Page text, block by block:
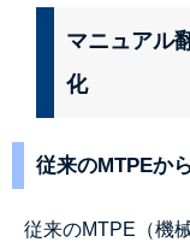
マニュアル
化
従来のMTPEか
従来のMTPE（機